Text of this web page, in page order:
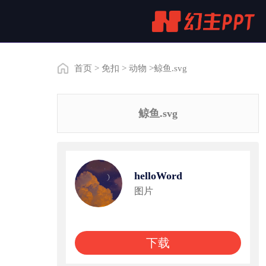
首页 > 免扣 > 动物 >鲸鱼.svg
鲸鱼.svg
helloWord
图片
下载